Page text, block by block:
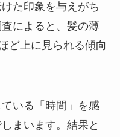
た印象を与えがち
によると、髪の薄
ど上に見られる傾向
いる「時間」を感
まいます。結果と